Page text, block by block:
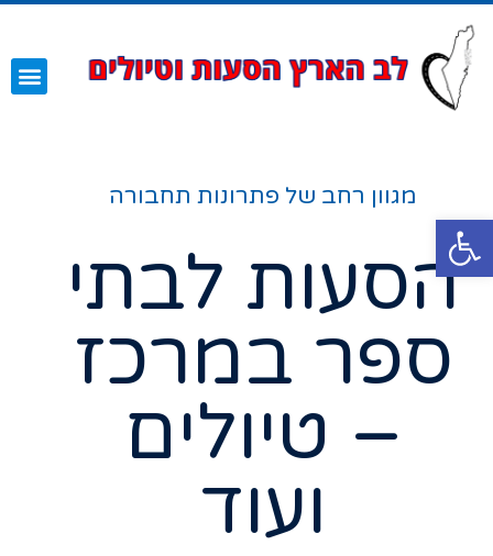
מגוון רחב של פתרונות תחבורה
הסעות לבתי
ספר במרכז
– טיולים
ועוד
פתח סרגל נגישות